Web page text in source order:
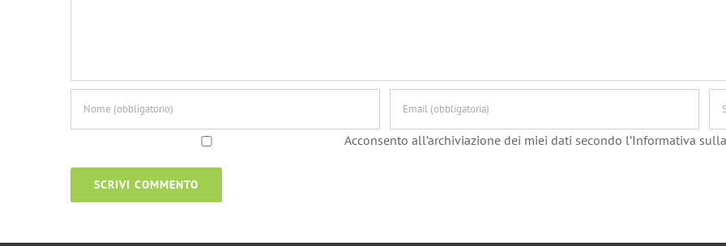
Acconsento all’archiviazione dei miei dati secondo l’Informativa